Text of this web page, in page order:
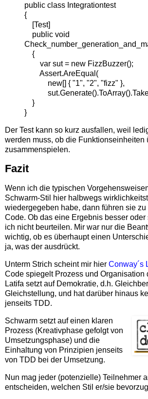
public class Integrationtest
{
[Test]
public void
{
var sut = new FizzBuzzer();
Assert.AreEqual(
new[] { "1", "2", "fizz" },
}
}
Der Test kann so kurz ausfallen, weil
werden muss, ob die Funktionseinheiten
zusammenspielen.
Fazit
Wenn ich die typischen
Schwarm-Stil hier halbwegs
wiedergegeben habe, dann führen sie
Code. Ob das eine Ergebnis besser oder
ich nicht beurteilen. Mir war nur die
wichtig, ob es überhaupt einen
ja, was der ausdrückt.
Unterm Strich scheint mir hier Conway´s
Code spiegelt Prozess und Organisation
Latifa setzt auf Demokratie, d.h.
Gleichstellung, und hat darüber hinaus
jenseits TDD.
Schwarm setzt auf einen klaren
Prozess (Kreativphase gefolgt von
Umsetzungsphase) und die
Einhaltung von Prinzipien jenseits
von TDD bei der Umsetzung.
Nun mag jeder (potenzielle) Teilnehmer
entscheiden, welchen Stil er/sie